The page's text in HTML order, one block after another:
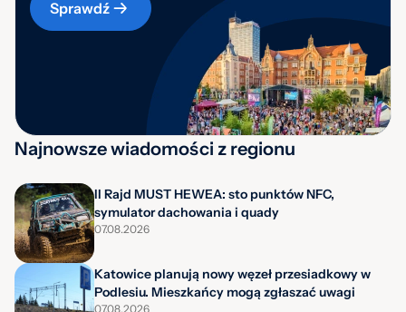
Sprawdź
Najnowsze wiadomości z regionu
II Rajd MUST HEWEA: sto punktów NFC,
symulator dachowania i quady
07.08.2026
Katowice planują nowy węzeł przesiadkowy w
Podlesiu. Mieszkańcy mogą zgłaszać uwagi
07.08.2026